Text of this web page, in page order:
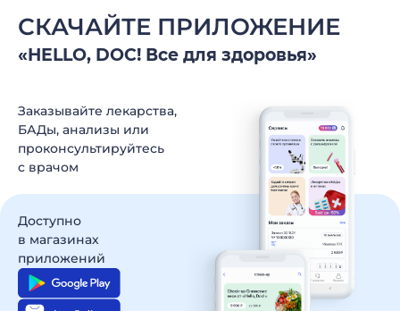
СКАЧАЙТЕ ПРИЛОЖЕНИЕ
«HELLO, DOC! Все для здоровья»
Заказывайте лекарства,
БАДы, анализы или
проконсультируйтесь
c врачом
Доступно
в магазинах
приложений